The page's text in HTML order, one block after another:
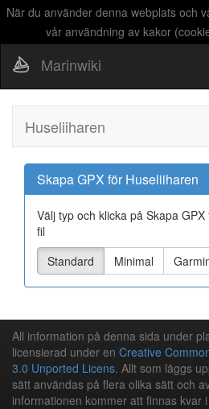
När du använder denna webplats och
vår användning av kakor
Marinwiki
Huseliiharen
Skapa GPX för Huseliiharen
Välj typ och klicka på Skapa
fil
Standard
Minimal
All information på denna sida under
licensierad under en Creative
3.0 Unported Licens. Allt som läggs
sätt användas på flera olika sätt och
informationen kommer att finnas kvar